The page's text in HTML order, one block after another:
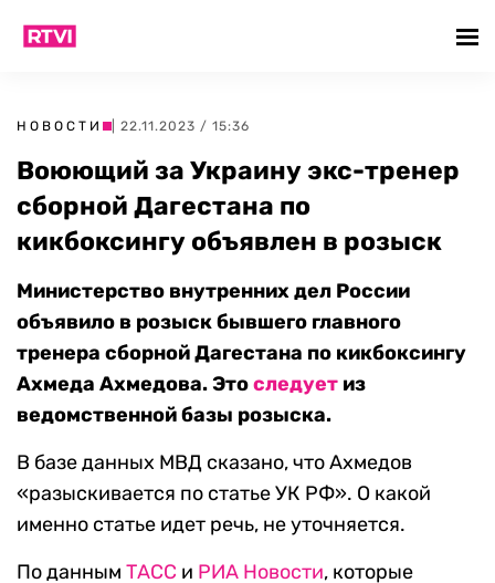
НОВОСТИ | 22.11.2023 / 15:36
Воюющий за Украину экс-тренер
сборной Дагестана по
кикбоксингу объявлен в розыск
Министерство внутренних дел России
объявило в розыск бывшего главного
тренера сборной Дагестана по кикбоксингу
Ахмеда Ахмедова. Этоследует из
ведомственной базы розыска.
В базе данных МВД сказано, что Ахмедов
«разыскивается по статье УК РФ». О какой
именно статье идет речь, не уточняется.
По данным ТАСС и РИА Новости, которые